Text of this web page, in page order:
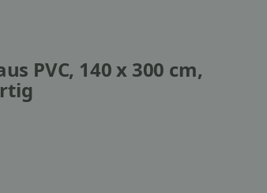
PVC, 140 x 300 cm,